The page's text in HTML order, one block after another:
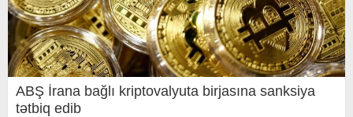
ABŞ İrana bağlı kriptovalyuta birjasına sanksiya
tətbiq edib